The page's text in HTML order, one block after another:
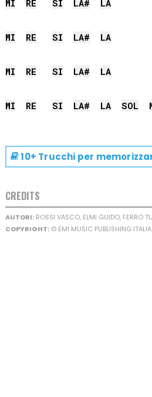
MI RE SI LA# LA
MI RE SI LA# LA
MI RE SI LA# LA
MI RE SI LA# LA SOL
10+ Trucchi per
CREDITS
AUTORI:ROSSI VASCO, ELMI GUIDO, FERRO
COPYRIGHT:© EMI MUSIC PUBLISHING ITALIA